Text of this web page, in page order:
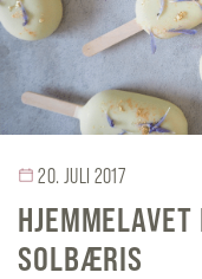
20. JULI 2017
SOLBÆRIS